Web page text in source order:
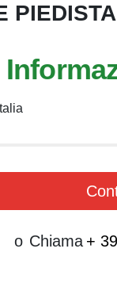
o Chiama +